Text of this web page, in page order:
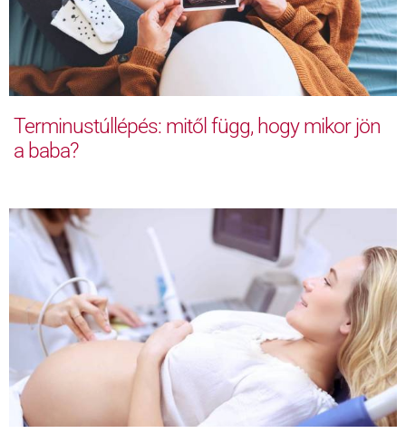
Terminustúllépés: mitől függ, hogy mikor jön
a baba?